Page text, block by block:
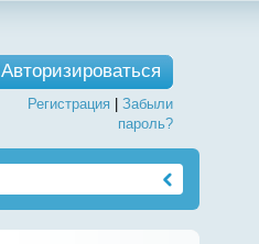
Авторизироваться
Регистрация |Забыли
пароль?